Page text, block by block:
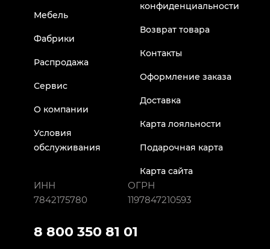
Мебель
Фабрики
Распродажа
Сервис
О компании
Условия
обслуживания
конфиденциальности
Возврат товара
Контакты
Оформление заказа
Доставка
Карта лояльности
Подарочная карта
Карта сайта
ИНН
7842175780
ОГРН
1197847210593
8 800 350 81 01